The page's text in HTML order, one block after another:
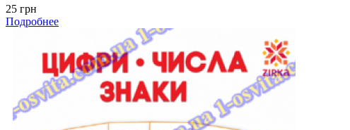
25 грн
Подробнее